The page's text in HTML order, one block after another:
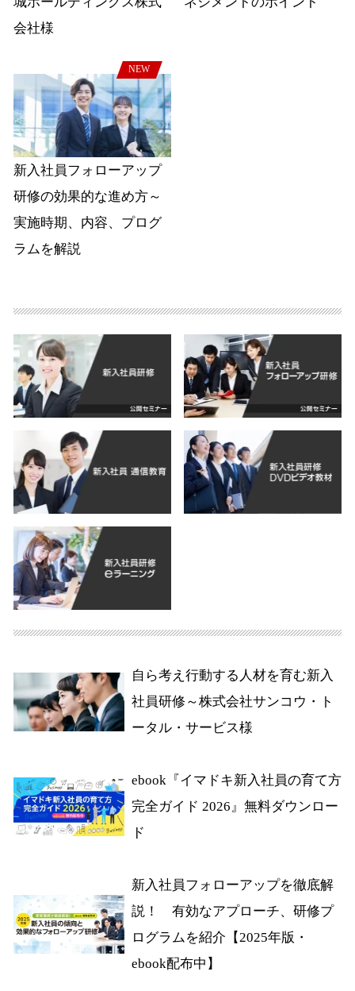
会社様
NEW
新入社員フォローアップ
研修の効果的な進め方～
実施時期、内容、プログ
ラムを解説
自ら考え行動する人材を育む新入
社員研修～株式会社サンコウ・ト
ータル・サービス様
ebook『イマドキ新入社員の育て方
完全ガイド 2026』無料ダウンロー
ド
新入社員フォローアップを徹底解
説！ 有効なアプローチ、研修プ
ログラムを紹介【2025年版・
ebook配布中】